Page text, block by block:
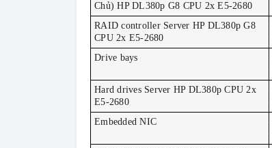
Chủ) HP DL380p G8 CPU 2x E5-2680
RAID controller Server HP DL380p G8
CPU 2x E5-2680
Drive bays
Hard drives Server HP DL380p CPU 2x
E5-2680
Embedded NIC